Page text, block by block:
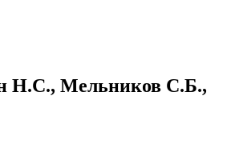
Н.С., Мельников С.Б.,